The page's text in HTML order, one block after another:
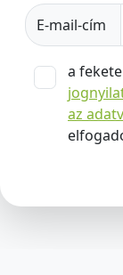
E-mail-cím
a
az